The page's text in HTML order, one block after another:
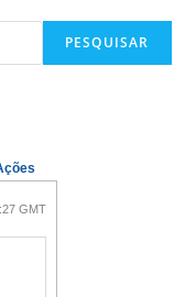
PESQUISAR